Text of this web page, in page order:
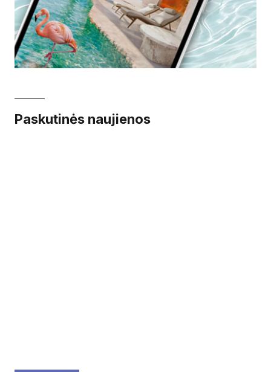
Paskutinės naujienos